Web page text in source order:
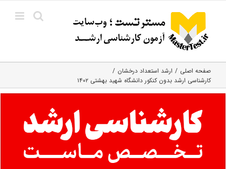
content
صفحه اصلی
ارشد استعداد درخشان
کارشناسی ارشد بدون کنکور دانشگاه شهید بهشتی ۱۴۰۲